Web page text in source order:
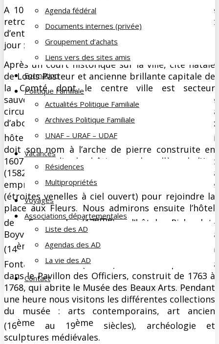
Agenda fédéral
Documents internes (privée)
Groupement d’achats
Liens vers des sites amis
Formation
Politique Familiale
Actualités Politique Familiale
Archives Politique Familiale
UNAF – URAF – UDAF
Vacances
Résidences
Multipropriétés
Voyages
Associations départementales
Liste des AD
Agendas des AD
La vie des AD
Contact
A 10 heures, notre groupe de 14 personnes se
retrouve au complet devant la gare de Dole avant
d’entamer la visite organisée par notre guide du
jour : Marc.
Après un court historique sur la ville, cité natale
de Louis Pasteur et ancienne brillante capitale de
la Comté dont le centre ville est secteur
sauvegardé, nous débutons la visite en suivant le
circuit du Chat Perché . Nous empruntons
d’abord la rue du collège de l’Arc bordées de baux
hôtels particuliers du 16ème
siècle qui
doit son nom à l’arche de pierre construite en
1607 pour relier les bâtiments du collège de l’Arc
(1582) au porche de la Chapelle. Nous
empruntons ensuite les treiges de la Cordelière
(étroites venelles à ciel ouvert) pour rejoindre la
place aux Fleurs. Nous admirons ensuite l’hôtel
de Froissard (17ème), l’hôtel Richardot-
Boyvin (16ème), l’ancien couvent des Cordeliers
(14ème ), l’hôtel Rigolier de Parcey (18
) et la
Fontaine d’Arans (18
). Puis nous pénétrons
dans le Pavillon des Officiers, construit de 1763 à
1768, qui abrite le Musée des Beaux Arts. Pendant
une heure nous visitons les différentes collections
du musée : arts contemporains, art ancien
(16ème au 19ème siècles), archéologie et
sculptures médiévales.